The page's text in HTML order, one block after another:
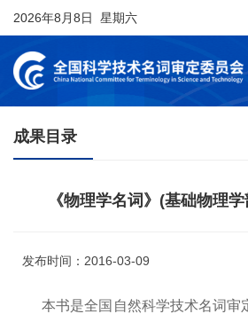
2026年8月8日 星期六
成果目录
《物理学名词》(基础物理学
发布时间：2016-03-09
本书是全国自然科学技术名词审